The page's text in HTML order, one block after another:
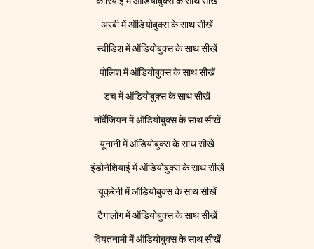
अरबी में ऑडियोबुक्स के साथ सीखें
स्वीडिश में ऑडियोबुक्स के साथ सीखें
पोलिश में ऑडियोबुक्स के साथ सीखें
डच में ऑडियोबुक्स के साथ सीखें
नॉर्वेजियन में ऑडियोबुक्स के साथ सीखें
यूनानी में ऑडियोबुक्स के साथ सीखें
इंडोनेशियाई में ऑडियोबुक्स के साथ सीखें
यूक्रेनी में ऑडियोबुक्स के साथ सीखें
टैगालोग में ऑडियोबुक्स के साथ सीखें
वियतनामी में ऑडियोबुक्स के साथ सीखें